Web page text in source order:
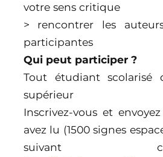
votre sens critique
> rencontrer les
participantes
Qui peut participer ?
Tout étudiant scolarisé
supérieur
Inscrivez-vous et
avez lu (1500 signes